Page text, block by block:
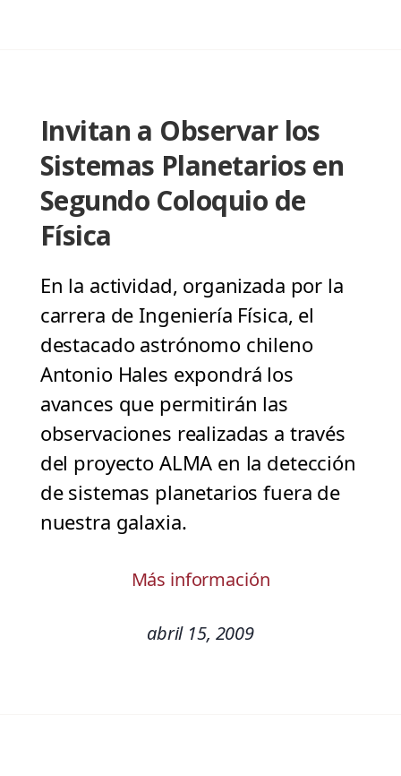
Invitan a Observar los
Sistemas Planetarios en
Segundo Coloquio de
Física
En la actividad, organizada por la
carrera de Ingeniería Física, el
destacado astrónomo chileno
Antonio Hales expondrá los
avances que permitirán las
observaciones realizadas a través
del proyecto ALMA en la detección
de sistemas planetarios fuera de
nuestra galaxia.
Más información
abril 15, 2009